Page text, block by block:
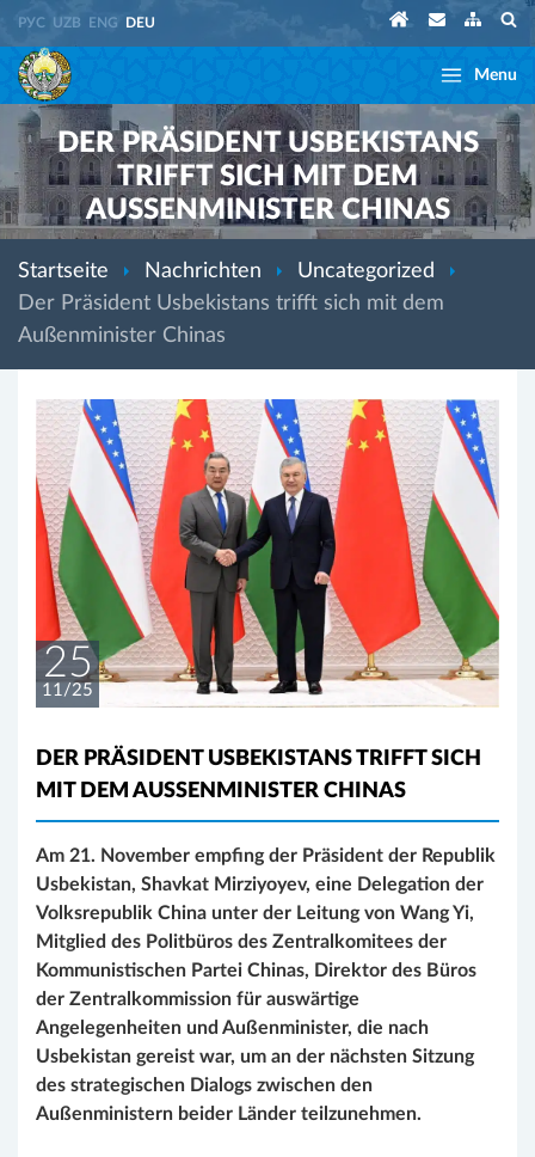
РУС UZB ENG DEU
Menu
DER PRÄSIDENT USBEKISTANS
TRIFFT SICH MIT DEM
AUSSENMINISTER CHINAS
Startseite Nachrichten
Uncategorized
Der Präsident Usbekistans trifft sich mit dem
Außenminister Chinas
25
11/25
DER PRÄSIDENT USBEKISTANS TRIFFT SICH
MIT DEM AUSSENMINISTER CHINAS
Am 21. November empfing der Präsident der Republik
Usbekistan, Shavkat Mirziyoyev, eine Delegation der
Volksrepublik China unter der Leitung von Wang Yi,
Mitglied des Politbüros des Zentralkomitees der
Kommunistischen Partei Chinas, Direktor des Büros
der Zentralkommission für auswärtige
Angelegenheiten und Außenminister, die nach
Usbekistan gereist war, um an der nächsten Sitzung
des strategischen Dialogs zwischen den
Außenministern beider Länder teilzunehmen.